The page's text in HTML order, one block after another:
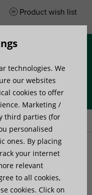
Product wish list
Plier
technologies. We
our websites
cookies to offer
Marketing /
third parties (for
personalised
ones. By placing
your internet
relevant
to all cookies,
cookies. Click on